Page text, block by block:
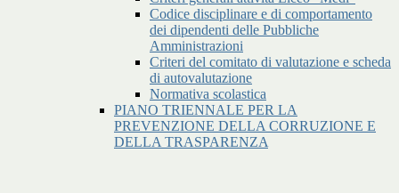
Codice disciplinare e di comportamento
dei dipendenti delle Pubbliche
Amministrazioni
Criteri del comitato di valutazione e scheda
di autovalutazione
Normativa scolastica
PIANO TRIENNALE PER LA
PREVENZIONE DELLA CORRUZIONE E
DELLA TRASPARENZA